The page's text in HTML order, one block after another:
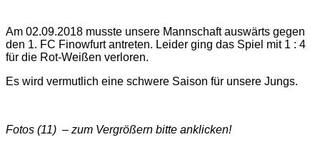
Am 02.09.2018 musste unsere Mannschaft auswärts gegen
den 1. FC Finowfurt antreten. Leider ging das Spiel mit 1 : 4
für die Rot-Weißen verloren.
Es wird vermutlich eine schwere Saison für unsere Jungs.
Fotos (11) – zum Vergrößern bitte anklicken!